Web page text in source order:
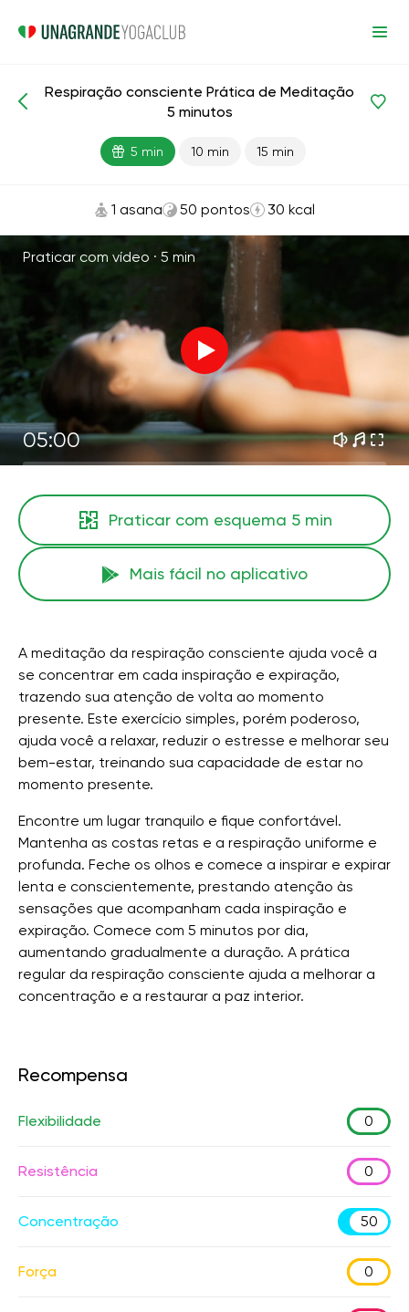
Meditação e respiração Respiração
Respiração consciente Prática de Meditação
5 minutos
5 min 10 min 15 min
1 asana 50 pontos 30 kcal
Praticar com vídeo · 5 min
05:00
Praticar com esquema 5 min
Mais fácil no aplicativo
A meditação da respiração consciente ajuda você a
se concentrar em cada inspiração e expiração,
trazendo sua atenção de volta ao momento
presente. Este exercício simples, porém poderoso,
ajuda você a relaxar, reduzir o estresse e melhorar seu
bem-estar, treinando sua capacidade de estar no
momento presente.
Encontre um lugar tranquilo e fique confortável.
Mantenha as costas retas e a respiração uniforme e
profunda. Feche os olhos e comece a inspirar e expirar
lenta e conscientemente, prestando atenção às
sensações que acompanham cada inspiração e
expiração. Comece com 5 minutos por dia,
aumentando gradualmente a duração. A prática
regular da respiração consciente ajuda a melhorar a
concentração e a restaurar a paz interior.
Recompensa
Flexibilidade 0
Resistência 0
Concentração 50
Força 0